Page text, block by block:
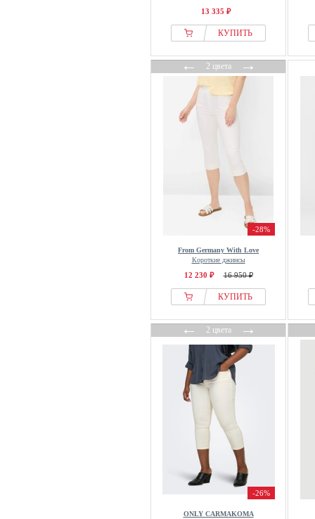
13 335 ₽
КУПИТЬ
←2 цвета→
-28%
From Germany With Love
Короткие джинсы
12 230 ₽ 16 950 ₽
КУПИТЬ
←2 цвета→
-26%
ONLY CARMAKOMA